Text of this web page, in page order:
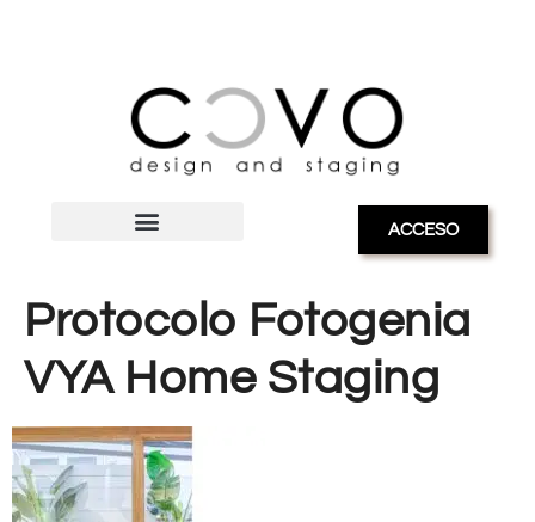
ACCESO
Protocolo Fotogenia
VYA Home Staging